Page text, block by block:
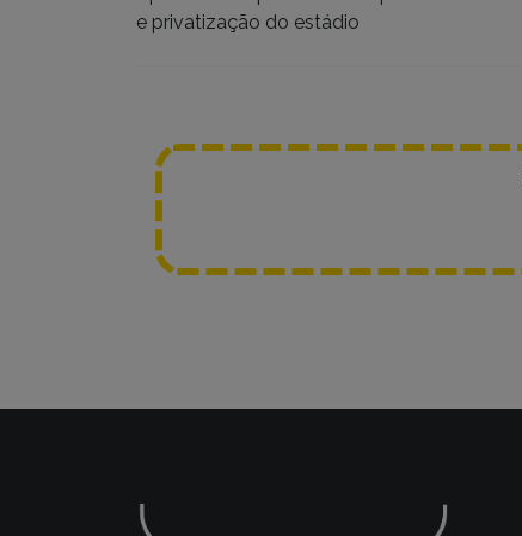
e privatização do estádio